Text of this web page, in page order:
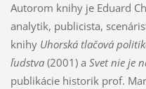
Autorom knihy je Eduard
analytik, publicista,
knihy Uhorská tlačová
ľudstva(2001) a Svet nie je
publikácie historik prof.